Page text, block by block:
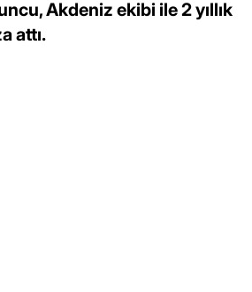
Akdeniz ekibi ile 2 yıllık
attı.